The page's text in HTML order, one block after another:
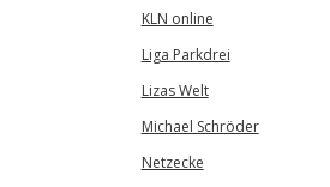
KLN online
Liga Parkdrei
Lizas Welt
Michael Schröder
Netzecke